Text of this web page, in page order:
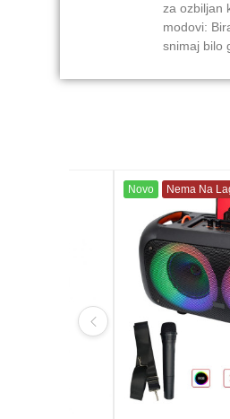
za ozbiljan
modovi:
snimaj bilo
Novo Nema Na